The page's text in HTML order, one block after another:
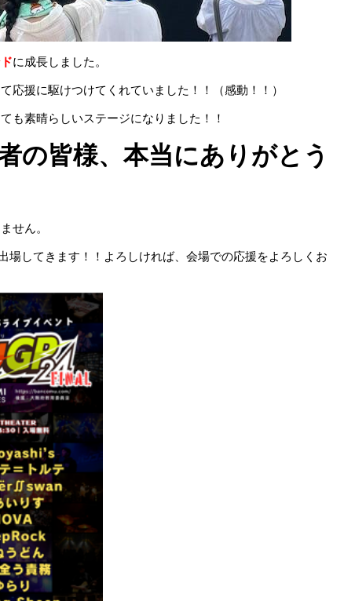
に成長しました。
応援に駆けつけてくれていました！！（感動！！）
も素晴らしいステージになりました！！
の皆様、本当にありがとう
せん。
場してきます！！よろしければ、会場での応援をよろしくお